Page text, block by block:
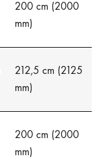
200 cm (2000
mm)
212,5 cm (2125
mm)
200 cm (2000
mm)